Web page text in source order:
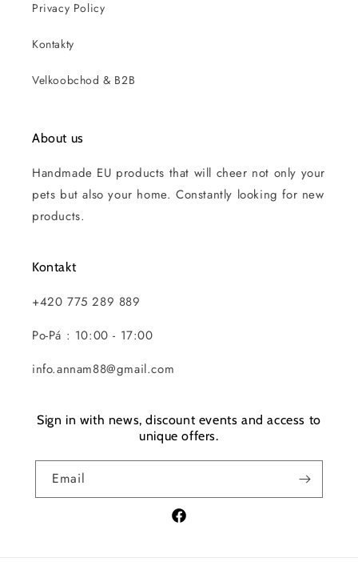
Privacy Policy
Kontakty
Velkoobchod & B2B
About us
Handmade EU products that will cheer not only your
pets but also your home. Constantly looking for new
products.
Kontakt
+420 775 289 889
Po-Pá : 10:00 - 17:00
info.annam88@gmail.com
Sign in with news, discount events and access to
unique offers.
Email
Facebook